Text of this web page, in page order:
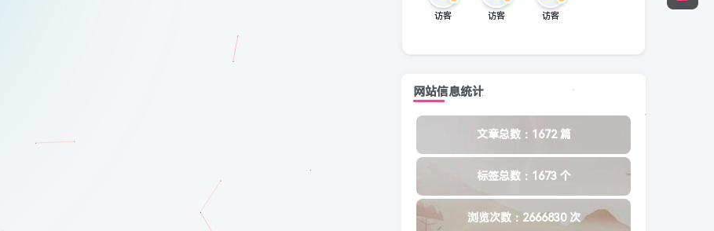
访客 访客 访客
网站信息统计
文章总数：1672 篇
标签总数：1673 个
浏览次数：2666830 次